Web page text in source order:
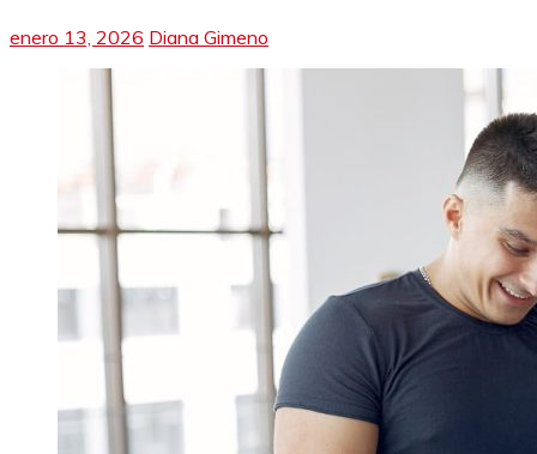
enero 13, 2026 Diana Gimeno